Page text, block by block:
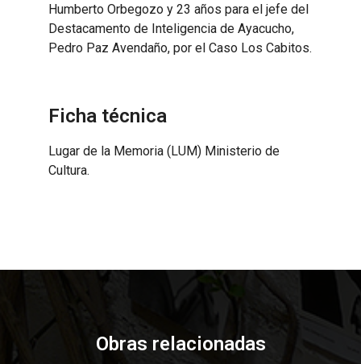
Humberto Orbegozo y 23 años para el jefe del
Destacamento de Inteligencia de Ayacucho,
Pedro Paz Avendaño, por el Caso Los Cabitos.
Ficha técnica
Lugar de la Memoria (LUM) Ministerio de
Cultura.
Obras relacionadas